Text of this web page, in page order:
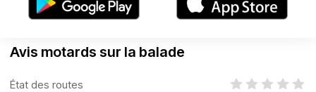
Avis motards sur la balade
État des routes